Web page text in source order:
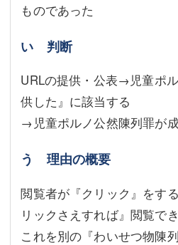
ものであった
い 判断
URLの提供・公表→児童ポ
供した』に該当する
→児童ポルノ公然陳列罪が
う 理由の概要
閲覧者が『クリック』をす
リックさえすれば』閲覧で
これを別の『わいせつ物陳